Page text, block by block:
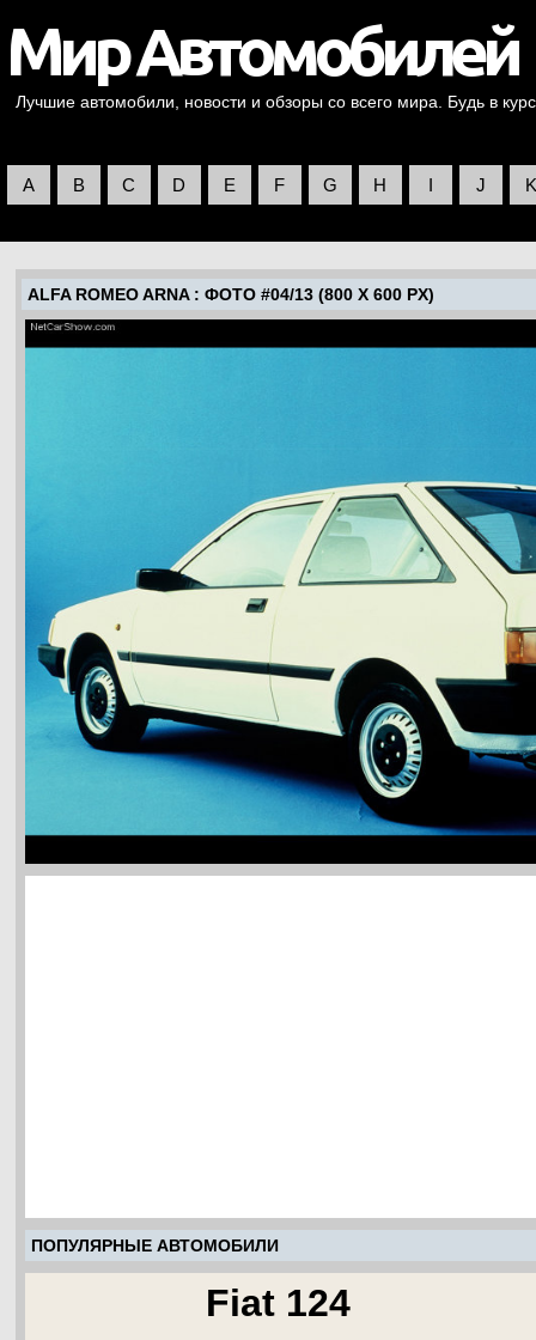
Лучшие автомобили, новости и обзоры со всего мира. Будь в
A B C D E F G H I J K
ALFA ROMEO ARNA: ФОТО #04/13 (800 X 600 PX)
ПОПУЛЯРНЫЕ АВТОМОБИЛИ
Fiat 124